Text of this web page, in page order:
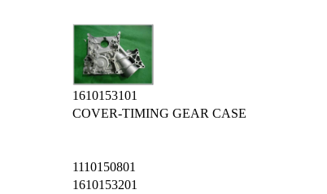
1610153101
COVER-TIMING GEAR CASE
1110150801
1610153201